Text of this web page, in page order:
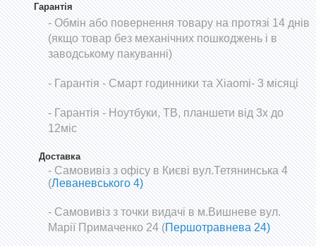
Гарантія
- Обмін або повернення товару на протязі 14 днів
(якщо товар без механічних пошкоджень і в
заводському пакуванні)
-Гарантія - Смарт годинники та Xiaomi- 3 місяці
- Гарантія - Ноутбуки, ТВ, планшети від 3х до
12міс
Доставка
- Самовивіз з офісу в Києві вул.Тетянинська 4
(Леваневського 4)
- Самовивіз з точки видачі в м.Вишневе вул.
Марії Примаченко 24 (Першотравнева 24)